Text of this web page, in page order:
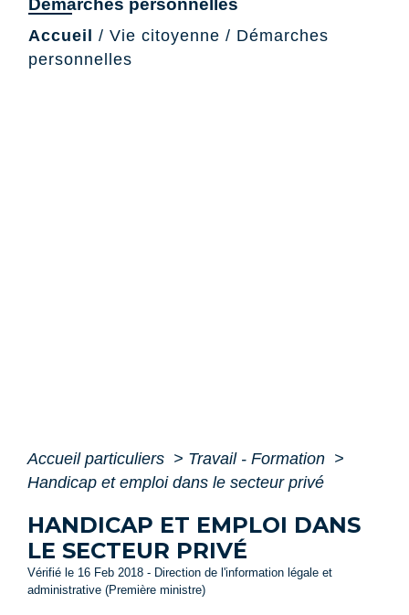
Démarches personnelles
Accueil / Vie citoyenne / Démarches
personnelles
Accueil particuliers > Travail - Formation >
Handicap et emploi dans le secteur privé
HANDICAP ET EMPLOI DANS
LE SECTEUR PRIVÉ
Vérifié le 16 Feb 2018 - Direction de l'information légale et
administrative (Première ministre)